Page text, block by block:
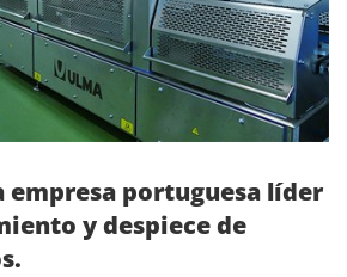
empresa portuguesa líder
y despiece de